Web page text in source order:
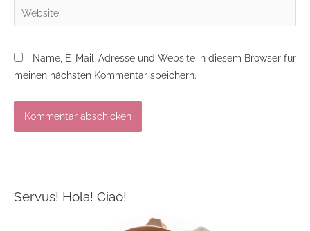
Website
Name, E-Mail-Adresse und Website in diesem Browser für
meinen nächsten Kommentar speichern.
Servus! Hola! Ciao!